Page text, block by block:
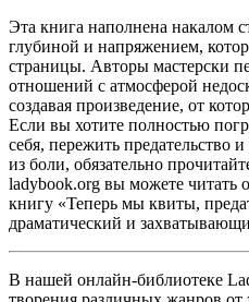
Эта книга наполнена накалом
глубиной и напряжением,
страницы. Авторы мастерски
отношений с атмосферой
создавая произведение, от
Если вы хотите полностью
себя, пережить предательство
из боли, обязательно
ladybook.org вы можете читать
книгу «Теперь мы квиты,
драматический и
В нашей онлайн-библиотеке